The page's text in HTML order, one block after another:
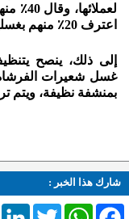
اعترف 20٪ منهم بغسلها فقط كل شهر إلى ثلاثة أشهر.
إلى ذلك، ينصح
غسل شعيرات الفرشاة
بمنشفة نظيفة، ويتم
شارك هذا الخبر :
TwitterWhatsAppFacebook